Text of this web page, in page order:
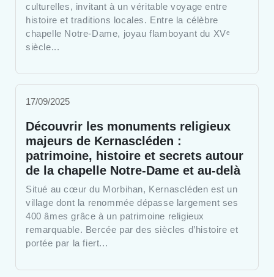
culturelles, invitant à un véritable voyage entre
histoire et traditions locales. Entre la célèbre
chapelle Notre-Dame, joyau flamboyant du XVᵉ
siècle...
17/09/2025
Découvrir les monuments religieux
majeurs de Kernascléden :
patrimoine, histoire et secrets autour
de la chapelle Notre-Dame et au-delà
Situé au cœur du Morbihan, Kernascléden est un
village dont la renommée dépasse largement ses
400 âmes grâce à un patrimoine religieux
remarquable. Bercée par des siècles d’histoire et
portée par la fiert...